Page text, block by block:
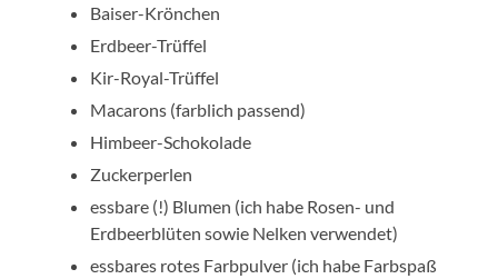
Baiser-Krönchen
Erdbeer-Trüffel
Kir-Royal-Trüffel
Macarons (farblich passend)
Himbeer-Schokolade
Zuckerperlen
essbare (!) Blumen (ich habe Rosen- und
Erdbeerblüten sowie Nelken verwendet)
essbares rotes Farbpulver (ich habe Farbspaß